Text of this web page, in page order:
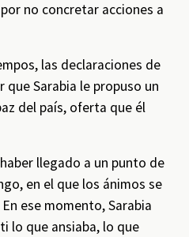
no concretar acciones a
las declaraciones de
Sarabia le propuso un
del país, oferta que él
llegado a un punto de
en el que los ánimos se
ese momento, Sarabia
lo que ansiaba, lo que